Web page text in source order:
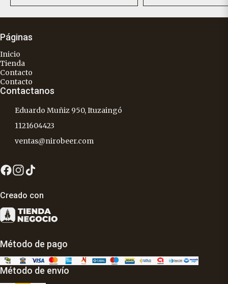
Páginas
Inicio
Tienda
Contacto
Contacto
Contactanos
Eduardo Muñiz 950, Ituzaingó
1121604423
ventas@nirobeer.com
Creado con
Método de pago
Método de envío